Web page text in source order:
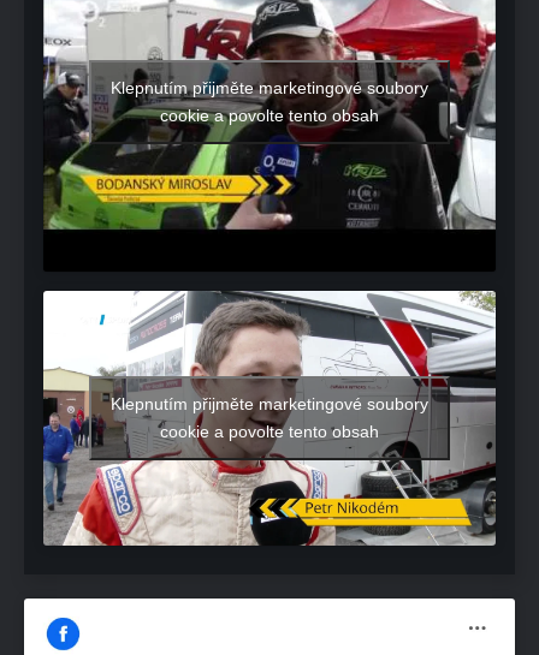
Klepnutím přijměte marketingové soubory
cookie a povolte tento obsah
Klepnutím přijměte marketingové soubory
cookie a povolte tento obsah